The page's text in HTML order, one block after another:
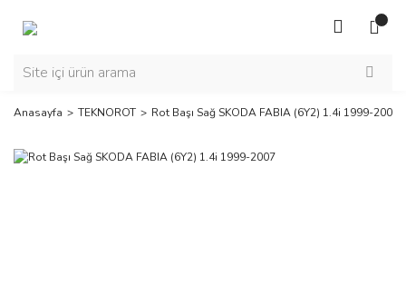
Anasayfa TEKNOROT Rot Başı Sağ SKODA FABIA (6Y2) 1.4i 1999-2007